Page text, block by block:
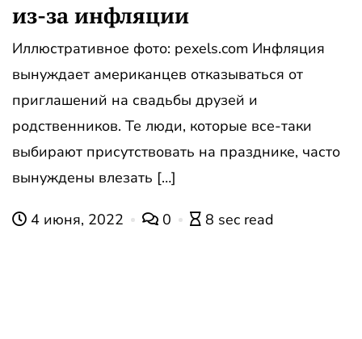
из-за инфляции
Иллюстративное фото: pexels.com Инфляция
вынуждает американцев отказываться от
приглашений на свадьбы друзей и
родственников. Те люди, которые все-таки
выбирают присутствовать на празднике, часто
вынуждены влезать […]
4 июня, 2022 0 8 sec read